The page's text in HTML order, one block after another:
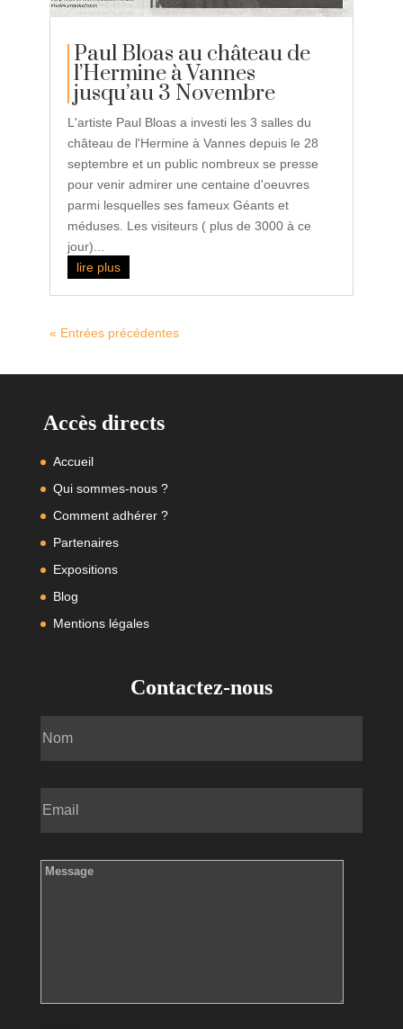
Paul Bloas au château de
l’Hermine à Vannes
jusqu’au 3 Novembre
L'artiste Paul Bloas a investi les 3 salles du
château de l'Hermine à Vannes depuis le 28
septembre et un public nombreux se presse
pour venir admirer une centaine d'oeuvres
parmi lesquelles ses fameux Géants et
méduses. Les visiteurs ( plus de 3000 à ce
jour)...
lire plus
« Entrées précédentes
Accès directs
Accueil
Qui sommes-nous ?
Comment adhérer ?
Partenaires
Expositions
Blog
Mentions légales
Contactez-nous